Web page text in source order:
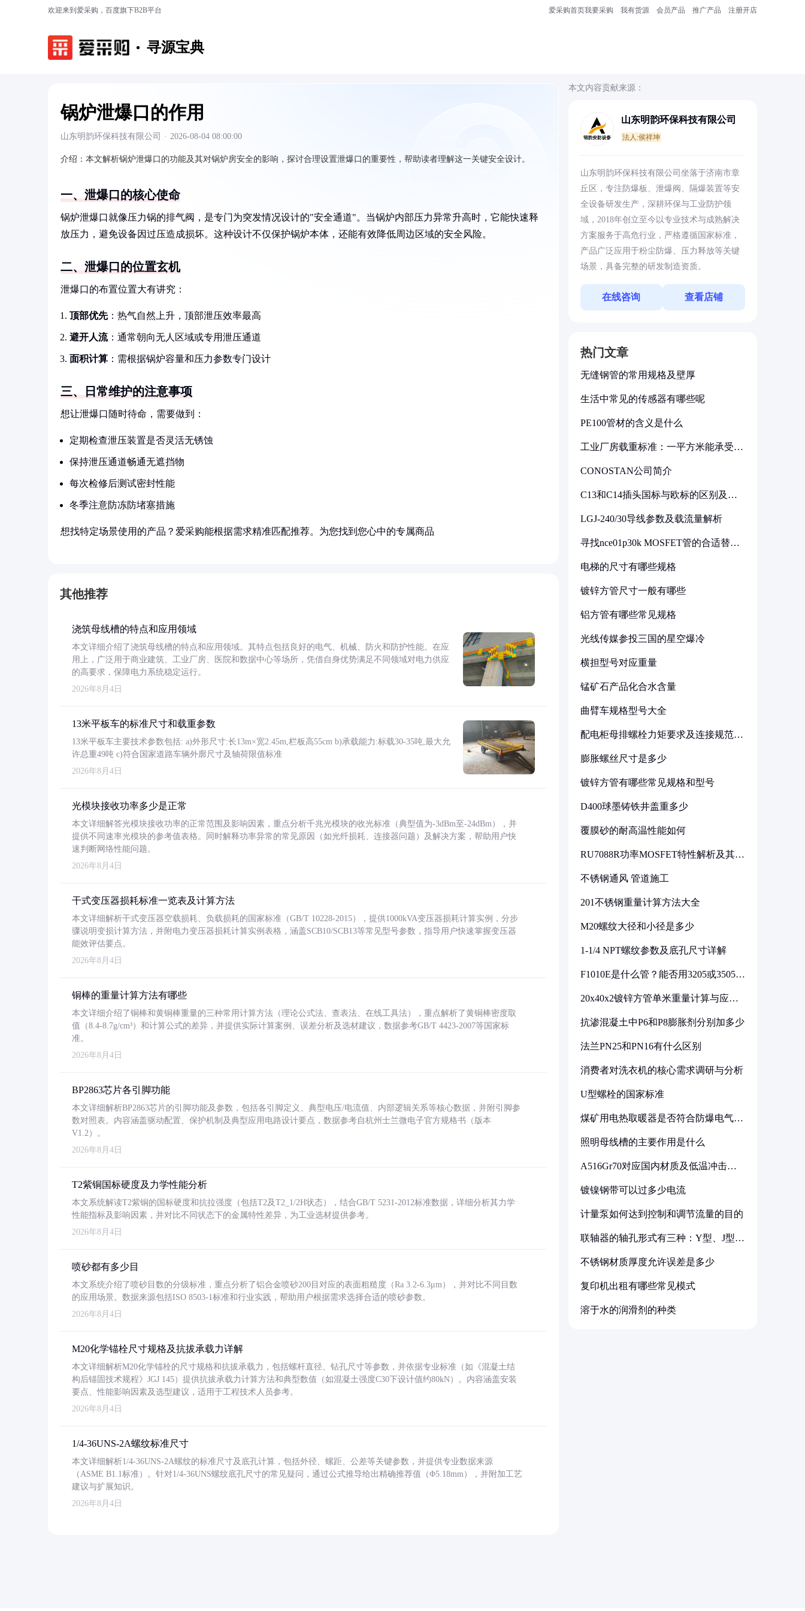
欢迎来到爱采购，百度旗下B2B平台 爱采购首页我要采购 我有货源 会员产品 推广产品 注册开店
寻源宝典
锅炉泄爆口的作用
山东明韵环保科技有限公司 · 2026-08-04 08:00:00
介绍： 本文解析锅炉泄爆口的功能及其对锅炉房安全的影响，探讨合理设置泄爆口的重要性，帮助读者理解这一关键安全设计。
一、泄爆口的核心使命
锅炉泄爆口就像压力锅的排气阀，是专门为突发情况设计的"安全通道"。当锅炉内部压力异常升高时，它能快速释
放压力，避免设备因过压造成损坏。这种设计不仅保护锅炉本体，还能有效降低周边区域的安全风险。
二、泄爆口的位置玄机
泄爆口的布置位置大有讲究：
顶部优先：热气自然上升，顶部泄压效率最高
避开人流：通常朝向无人区域或专用泄压通道
面积计算 ：需根据锅炉容量和压力参数专门设计
三、日常维护的注意事项
想让泄爆口随时待命，需要做到：
定期检查泄压装置是否灵活无锈蚀
保持泄压通道畅通无遮挡物
每次检修后测试密封性能
冬季注意防冻防堵塞措施
想找特定场景使用的产品？爱采购能根据需求精准匹配推荐。为您找到您心中的专属商品
其他推荐
浇筑母线槽的特点和应用领域
本文详细介绍了浇筑母线槽的特点和应用领域。其特点包括良好的电气、机械、防火和防护性能。在应
用上，广泛用于商业建筑、工业厂房、医院和数据中心等场所，凭借自身优势满足不同领域对电力供应
的高要求，保障电力系统稳定运行。
2026年8月4日
13米平板车的标准尺寸和载重参数
13米平板车主要技术参数包括: a)外形尺寸:长13m×宽2.45m,栏板高55cm b)承载能力:标载30-35吨,最大允
许总重49吨 c)符合国家道路车辆外廓尺寸及轴荷限值标准
2026年8月4日
光模块接收功率多少是正常
本文详细解答光模块接收功率的正常范围及影响因素，重点分析千兆光模块的收光标准（典型值为-3dBm至-24dBm），并
提供不同速率光模块的参考值表格。同时解释功率异常的常见原因（如光纤损耗、连接器问题）及解决方案，帮助用户快
速判断网络性能问题。
2026年8月4日
干式变压器损耗标准一览表及计算方法
本文详细解析干式变压器空载损耗、负载损耗的国家标准（GB/T 10228-2015），提供1000kVA变压器损耗计算实例，分步
骤说明变损计算方法，并附电力变压器损耗计算实例表格，涵盖SCB10/SCB13等常见型号参数，指导用户快速掌握变压器
能效评估要点。
2026年8月4日
铜棒的重量计算方法有哪些
本文详细介绍了铜棒和黄铜棒重量的三种常用计算方法（理论公式法、查表法、在线工具法），重点解析了黄铜棒密度取
值（8.4-8.7g/cm³）和计算公式的差异，并提供实际计算案例、误差分析及选材建议，数据参考GB/T 4423-2007等国家标
准。
2026年8月4日
BP2863芯片各引脚功能
本文详细解析BP2863芯片的引脚功能及参数，包括各引脚定义、典型电压/电流值、内部逻辑关系等核心数据，并附引脚参
数对照表。内容涵盖驱动配置、保护机制及典型应用电路设计要点，数据参考自杭州士兰微电子官方规格书（版本
V1.2）。
2026年8月4日
T2紫铜国标硬度及力学性能分析
本文系统解读T2紫铜的国标硬度和抗拉强度（包括T2及T2_1/2H状态），结合GB/T 5231-2012标准数据，详细分析其力学
性能指标及影响因素，并对比不同状态下的金属特性差异，为工业选材提供参考。
2026年8月4日
喷砂都有多少目
本文系统介绍了喷砂目数的分级标准，重点分析了铝合金喷砂200目对应的表面粗糙度（Ra 3.2-6.3μm），并对比不同目数
的应用场景。数据来源包括ISO 8503-1标准和行业实践，帮助用户根据需求选择合适的喷砂参数。
2026年8月4日
M20化学锚栓尺寸规格及抗拔承载力详解
本文详细解析M20化学锚栓的尺寸规格和抗拔承载力，包括螺杆直径、钻孔尺寸等参数，并依据专业标准（如《混凝土结
构后锚固技术规程》JGJ 145）提供抗拔承载力计算方法和典型数值（如混凝土强度C30下设计值约80kN）。内容涵盖安装
要点、性能影响因素及选型建议，适用于工程技术人员参考。
2026年8月4日
1/4-36UNS-2A螺纹标准尺寸
本文详细解析1/4-36UNS-2A螺纹的标准尺寸及底孔计算，包括外径、螺距、公差等关键参数，并提供专业数据来源
（ASME B1.1标准）。针对1/4-36UNS螺纹底孔尺寸的常见疑问，通过公式推导给出精确推荐值（Φ5.18mm），并附加工艺
建议与扩展知识。
2026年8月4日
本文内容贡献来源：
山东明韵环保科技有限公司
法人:侯祥坤
山东明韵环保科技有限公司坐落于济南市章
丘区，专注防爆板、泄爆阀、隔爆装置等安
全设备研发生产，深耕环保与工业防护领
域，2018年创立至今以专业技术与成熟解决
方案服务于高危行业，严格遵循国家标准，
产品广泛应用于粉尘防爆、压力释放等关键
场景，具备完整的研发制造资质。
在线咨询 查看店铺
热门文章
无缝钢管的常用规格及壁厚
生活中常见的传感器有哪些呢
PE100管材的含义是什么
工业厂房载重标准：一平方米能承受多
CONOSTAN公司简介
C13和C14插头国标与欧标的区别及其
LGJ-240/30导线参数及载流量解析
寻找nce01p30k MOSFET管的合适替代
电梯的尺寸有哪些规格
镀锌方管尺寸一般有哪些
铝方管有哪些常见规格
光线传媒参投三国的星空爆冷
横担型号对应重量
锰矿石产品化合水含量
曲臂车规格型号大全
配电柜母排螺栓力矩要求及连接规范详
膨胀螺丝尺寸是多少
镀锌方管有哪些常见规格和型号
D400球墨铸铁井盖重多少
覆膜砂的耐高温性能如何
RU7088R功率MOSFET特性解析及其在
不锈钢通风 管道施工
201不锈钢重量计算方法大全
M20螺纹大径和小径是多少
1-1/4 NPT螺纹参数及底孔尺寸详解
F1010E是什么管？能否用3205或3505代
20x40x2镀锌方管单米重量计算与应用
抗渗混凝土中P6和P8膨胀剂分别加多少
法兰PN25和PN16有什么区别
消费者对洗衣机的核心需求调研与分析
U型螺栓的国家标准
煤矿用电热取暖器是否符合防爆电气设
照明母线槽的主要作用是什么
A516Gr70对应国内材质及低温冲击要
镀镍钢带可以过多少电流
计量泵如何达到控制和调节流量的目的
联轴器的轴孔形式有三种：Y型、J型、
不锈钢材质厚度允许误差是多少
复印机出租有哪些常见模式
溶于水的润滑剂的种类